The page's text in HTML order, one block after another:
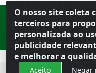
O nosso site coleta
terceiros para
personalizada ao
publicidade
e melhorar a
Aceito Negar
Rod. SP-215, s/n, km 98 —
· CNPJ
© 2026 Atacado Ideal